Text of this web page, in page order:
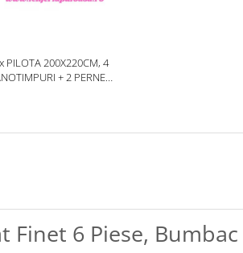
PILOTA 200X220CM, 4
+ 2 PERNE
Finet 6 Piese, Bumbac